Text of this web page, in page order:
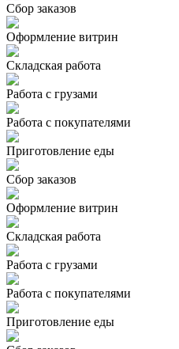
Сбор заказов
Оформление витрин
Складская работа
Работа с грузами
Работа с покупателями
Приготовление еды
Сбор заказов
Оформление витрин
Складская работа
Работа с грузами
Работа с покупателями
Приготовление еды